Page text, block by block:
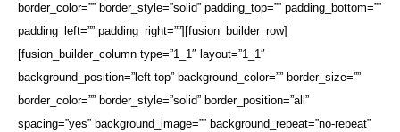
border_color=”” border_style=”solid” padding_top=”” padding_bottom=””
padding_left=”” padding_right=””][fusion_builder_row]
[fusion_builder_column type=”1_1″ layout=”1_1″
background_position=”left top” background_color=”” border_size=””
border_color=”” border_style=”solid” border_position=”all”
spacing=”yes” background_image=”” background_repeat=”no-repeat”